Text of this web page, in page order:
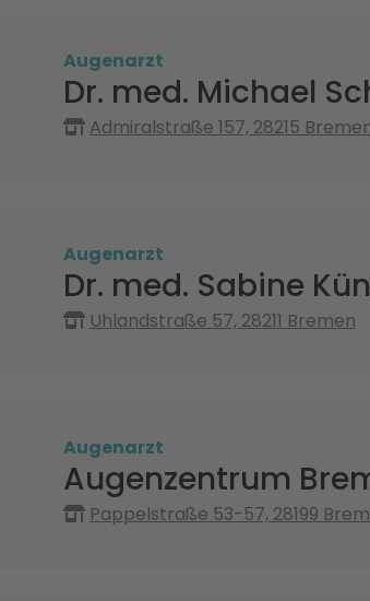
Augenarzt
Dr. med. Michael
Admiralstraße 157, 28215
Augenarzt
Dr. med. Sabine
Uhlandstraße 57, 28211 Bremen
Augenarzt
Augenzentrum
Pappelstraße 53-57, 28199